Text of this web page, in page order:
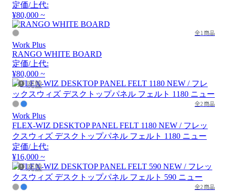
定価/上代:
¥80,000 ~
全1商品
Work Plus
RANGO WHITE BOARD
定価/上代:
¥80,000 ~
廃盤
全2商品
Work Plus
FLEX-WIZ DESKTOP PANEL FELT 1180 NEW / フレッ
クスウィズ デスクトップパネル フェルト 1180 ニュー
定価/上代:
¥16,000 ~
廃盤
全2商品